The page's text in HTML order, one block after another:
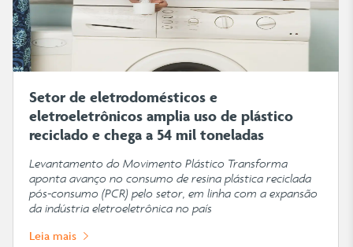
Setor de eletrodomésticos e
eletroeletrônicos amplia uso de plástico
reciclado e chega a 54 mil toneladas
Levantamento do Movimento Plástico Transforma
aponta avanço no consumo de resina plástica reciclada
pós-consumo (PCR) pelo setor, em linha com a expansão
da indústria eletroeletrônica no país
Leia mais